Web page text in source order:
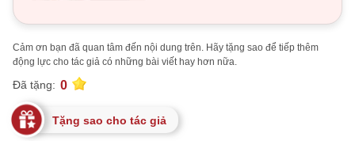
Cảm ơn bạn đã quan tâm đến nội dung trên. Hãy tặng sao để tiếp thêm
động lực cho tác giả có những bài viết hay hơn nữa.
Đã tặng: 0
Tặng sao cho tác giả